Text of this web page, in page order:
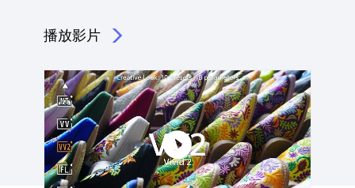
播放影片
點擊播放：在相機內建立外觀